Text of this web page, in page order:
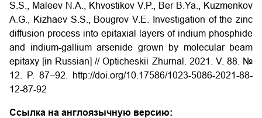
S.S., Maleev N.A., Khvostikov V.P., Ber B.Ya., Kuzmenkov
A.G., Kizhaev S.S., Bougrov V.E. Investigation of the zinc
diffusion process into epitaxial layers of indium phosphide
and indium-gallium arsenide grown by molecular beam
epitaxy [in Russian] // Opticheskii Zhurnal. 2021. V. 88. №
12. P. 87–92. http://doi.org/10.17586/1023-5086-2021-88-
12-87-92
Ссылка на англоязычную версию: